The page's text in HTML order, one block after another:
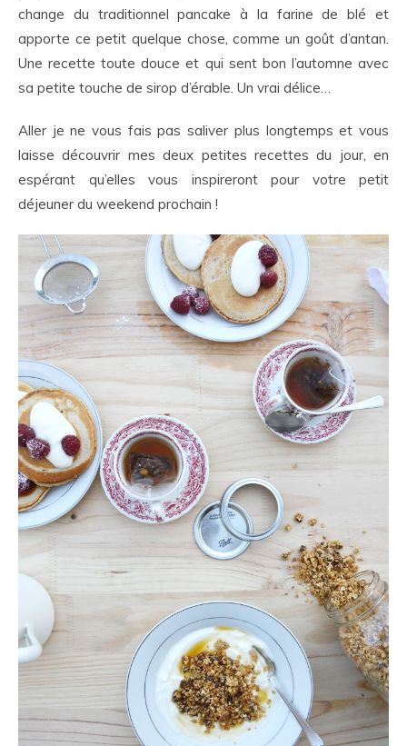
change du traditionnel pancake à la farine de blé et
apporte ce petit quelque chose, comme un goût d’antan.
Une recette toute douce et qui sent bon l’automne avec
sa petite touche de sirop d’érable. Un vrai délice…
Aller je ne vous fais pas saliver plus longtemps et vous
laisse découvrir mes deux petites recettes du jour, en
espérant qu’elles vous inspireront pour votre petit
déjeuner du weekend prochain !